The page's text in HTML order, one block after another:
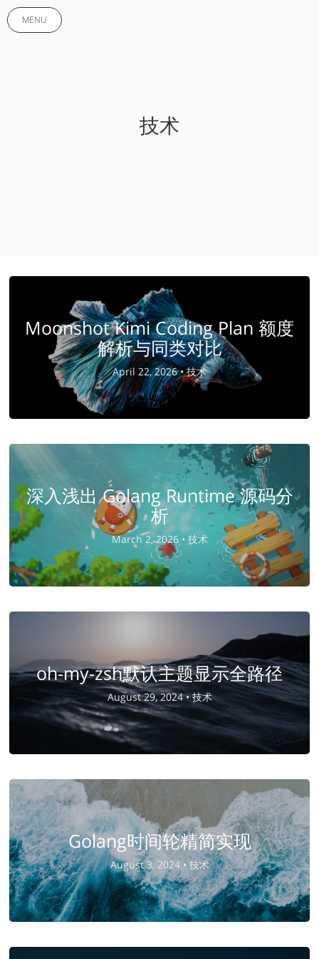
MENU
技术
Moonshot Kimi Coding Plan 额度
解析与同类对比
April 22, 2026 •技术
深入浅出 Golang Runtime 源码分
析
March 2, 2026 • 技术
oh-my-zsh默认主题显示全路径
August 29, 2024 •技术
Golang时间轮精简实现
August 3, 2024 •技术